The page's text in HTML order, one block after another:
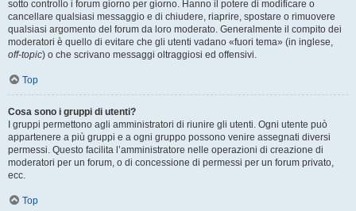
sotto controllo i forum giorno per giorno. Hanno il potere di modificare o
cancellare qualsiasi messaggio e di chiudere, riaprire, spostare o rimuovere
qualsiasi argomento del forum da loro moderato. Generalmente il compito dei
moderatori è quello di evitare che gli utenti vadano «fuori tema» (in inglese,
off-topic) o che scrivano messaggi oltraggiosi ed offensivi.
Top
Cosa sono i gruppi di utenti?
I gruppi permettono agli amministratori di riunire gli utenti. Ogni utente può
appartenere a più gruppi e a ogni gruppo possono venire assegnati diversi
permessi. Questo facilita l’amministratore nelle operazioni di creazione di
moderatori per un forum, o di concessione di permessi per un forum privato,
ecc.
Top